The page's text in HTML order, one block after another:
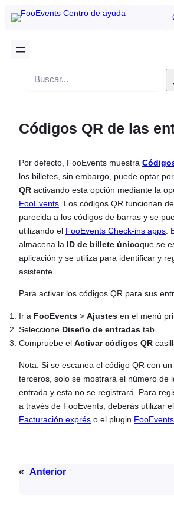
Buscar
Códigos QR de las
Por defecto, FooEvents muestra
los billetes, sin embargo, puede optar
QR activando esta opción mediante la
FooEvents . Los códigos QR funcionan
parecida a los códigos de barras y se
utilizando el FooEvents Check-ins apps .
almacena la ID de billete únicoque se
aplicación y se utiliza para identificar y
asistente.
Para activar los códigos QR para sus
Ir a FooEvents > Ajustes en el menú
Seleccione Diseño de entradas tab
Compruebe el Activar códigos QR
Nota: Si se escanea el código QR con
terceros, solo se mostrará el número de
entrada y esta no se registrará. Para
a través de FooEvents, deberás utilizar el
Facturación exprés o el plugin
« Anterior